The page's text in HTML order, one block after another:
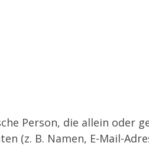
Person, die allein oder
(z. B. Namen, E-Mail-